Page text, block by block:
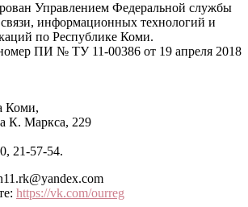
Управлением Федеральной службы
информационных технологий и
по Республике Коми.
ПИ № ТУ 11-00386 от 19 апреля 2018
Коми,
К. Маркса, 229
21-57-54.
https://vk.com/ourreg